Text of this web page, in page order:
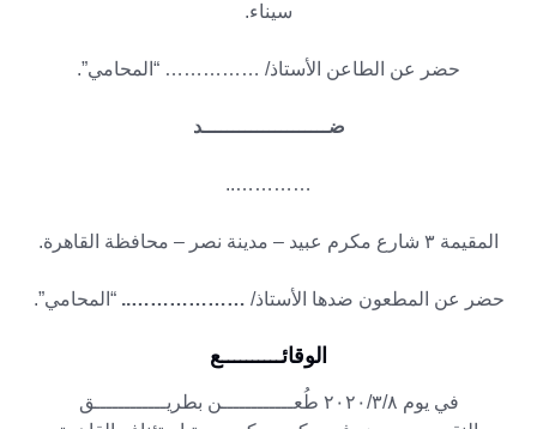
سيناء.
حضر عن الطاعن الأستاذ/ …………… “المحامي”.
ضـــــــــــــــــــــد
…………..
المقيمة ۳ شارع مكرم عبيد – مدينة نصر – محافظة القاهرة.
حضر عن المطعون ضدها الأستاذ/ ……………….. “المحامي”.
الوقائــــــــــع
في يوم ۲۰۲۰/۳/۸ طُعــــــــــــن بطريــــــــــــق